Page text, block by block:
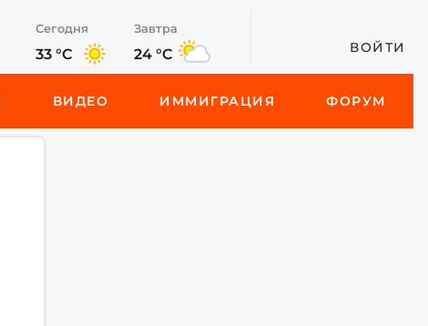
Сегодня
33 °C
Завтра
24 °C ВОЙТИ
ВИДЕО ИММИГРАЦИЯ ФОРУМ